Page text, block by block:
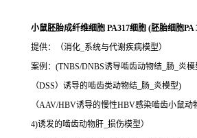
小鼠胚胎成纤维细胞 PA317细胞 (胚胎细胞PA
提供：（消化_系统与代谢疾病模型）
案例：(TNBS/DNBS诱导啮齿动物结_肠_炎
（DSS）诱导的啮齿类动物结_肠_炎模型)
（AAV/HBV诱导的慢性HBV感染啮齿小鼠动
4)诱发的啮齿动物肝_损伤模型）